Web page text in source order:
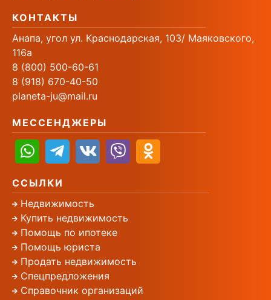
КОНТАКТЫ
Анапа, угол ул. Краснодарская, 103/ Маяковского,
116а
8 (800) 500-60-61
8 (918) 670-40-50
planeta-ju@mail.ru
МЕССЕНДЖЕРЫ
ССЫЛКИ
Недвижимость
Купить недвижимость
Помощь по ипотеке
Помощь юриста
Продать недвижимость
Спецпредложения
Справочник организаций